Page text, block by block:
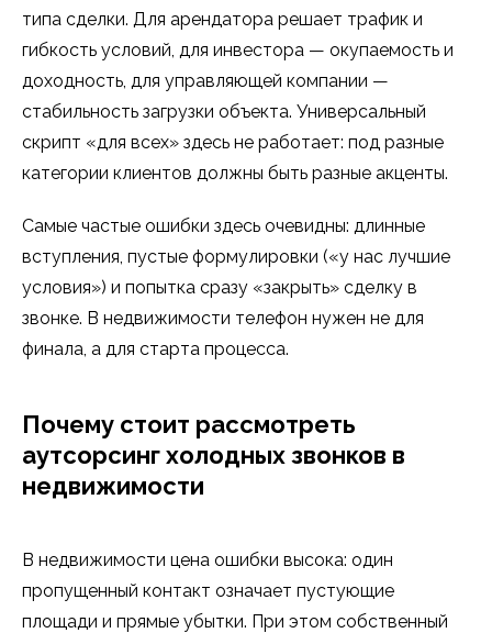
типа сделки. Для арендатора решает трафик и
гибкость условий, для инвестора — окупаемость и
доходность, для управляющей компании —
стабильность загрузки объекта. Универсальный
скрипт «для всех» здесь не работает: под разные
категории клиентов должны быть разные акценты.
Самые частые ошибки здесь очевидны: длинные
вступления, пустые формулировки («у нас лучшие
условия») и попытка сразу «закрыть» сделку в
звонке. В недвижимости телефон нужен не для
финала, а для старта процесса.
Почему стоит рассмотреть
аутсорсинг холодных звонков в
недвижимости
В недвижимости цена ошибки высока: один
пропущенный контакт означает пустующие
площади и прямые убытки. При этом собственный